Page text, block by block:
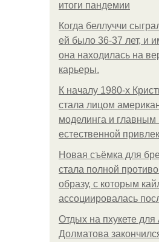
итоги пандемии
Когда беллуччи
ей было 36-37 лет, и
она находилась на
карьеры.
К началу 1980-х
стала лицом
моделинга и
естественной
Новая съёмка для
стала полной
образу, с которым
ассоциировалась
Отдых на пхукете для
Долматова